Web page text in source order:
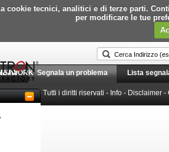
cookie tecnici, analitici e di terze parti.
per modificare le tue
Segnala un problema Lista
S.r.l.- Tutti i diritti riservati - Info - Disclaimer -